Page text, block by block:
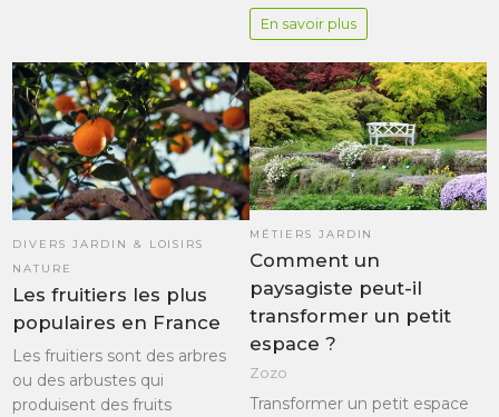
En savoir plus
DIVERS JARDIN & LOISIRS
NATURE
Les fruitiers les plus
populaires en France
Les fruitiers sont des arbres
ou des arbustes qui
produisent des fruits
MÉTIERS JARDIN
Comment un
paysagiste peut-il
transformer un petit
espace ?
Zozo
Transformer un petit espace